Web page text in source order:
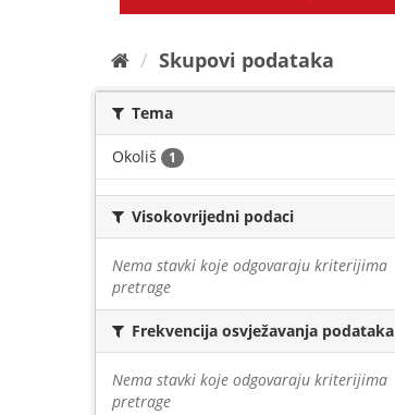
Skupovi podаtаkа
Tema
Okoliš 1
Visokovrijedni podaci
Nema stavki koje odgovaraju kriterijima
pretrage
Frekvencija osvježavanja podataka
Nema stavki koje odgovaraju kriterijima
pretrage